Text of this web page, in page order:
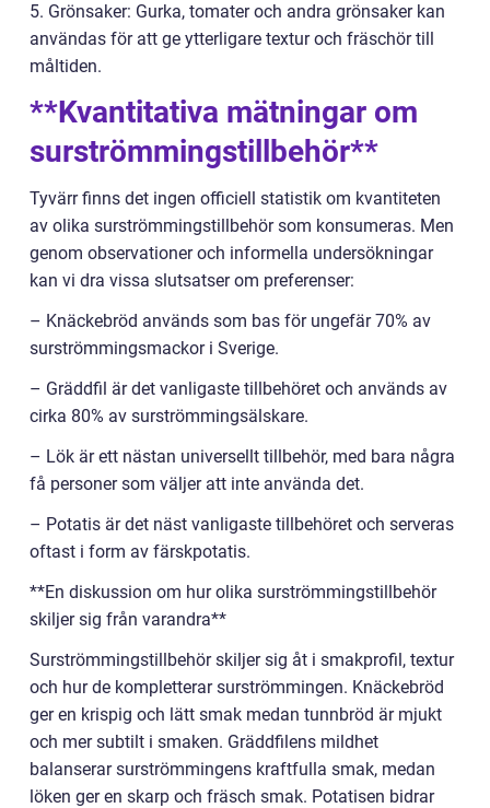
5. Grönsaker: Gurka, tomater och andra grönsaker kan
användas för att ge ytterligare textur och fräschör till
måltiden.
**Kvantitativa mätningar om
surströmmingstillbehör**
Tyvärr finns det ingen officiell statistik om kvantiteten
av olika surströmmingstillbehör som konsumeras. Men
genom observationer och informella undersökningar
kan vi dra vissa slutsatser om preferenser:
– Knäckebröd används som bas för ungefär 70% av
surströmmingsmackor i Sverige.
– Gräddfil är det vanligaste tillbehöret och används av
cirka 80% av surströmmingsälskare.
– Lök är ett nästan universellt tillbehör, med bara några
få personer som väljer att inte använda det.
– Potatis är det näst vanligaste tillbehöret och serveras
oftast i form av färskpotatis.
**En diskussion om hur olika surströmmingstillbehör
skiljer sig från varandra**
Surströmmingstillbehör skiljer sig åt i smakprofil, textur
och hur de kompletterar surströmmingen. Knäckebröd
ger en krispig och lätt smak medan tunnbröd är mjukt
och mer subtilt i smaken. Gräddfilens mildhet
balanserar surströmmingens kraftfulla smak, medan
löken ger en skarp och fräsch smak. Potatisen bidrar